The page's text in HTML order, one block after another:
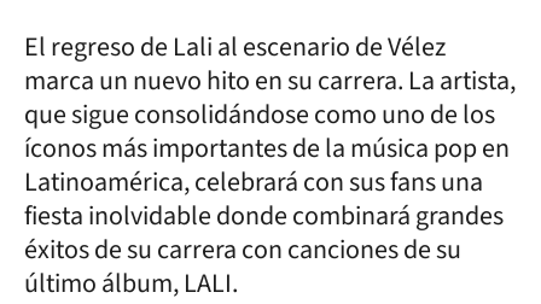
El regreso de Lali al escenario de Vélez
marca un nuevo hito en su carrera. La artista,
que sigue consolidándose como uno de los
íconos más importantes de la música pop en
Latinoamérica, celebrará con sus fans una
fiesta inolvidable donde combinará grandes
éxitos de su carrera con canciones de su
último álbum, LALI.